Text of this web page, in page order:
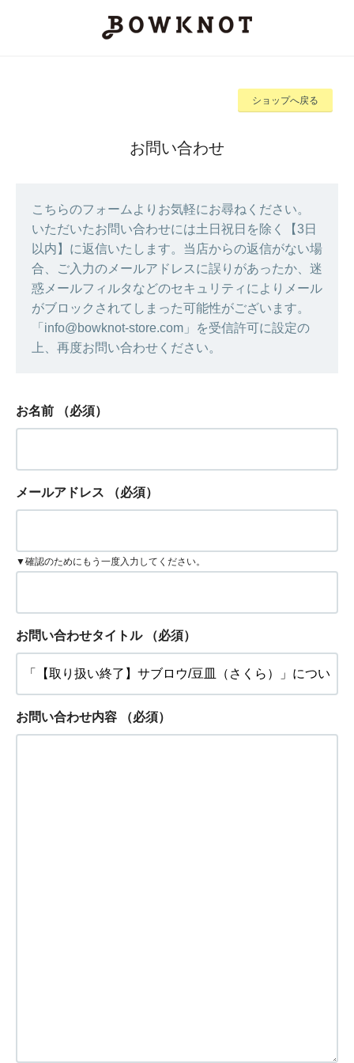
ショップへ戻る
お問い合わせ
こちらのフォームよりお気軽にお尋ねください。
いただいたお問い合わせには土日祝日を除く【3日
以内】に返信いたします。当店からの返信がない場
合、ご入力のメールアドレスに誤りがあったか、迷
惑メールフィルタなどのセキュリティによりメール
がブロックされてしまった可能性がございます。
「info@bowknot-store.com」を受信許可に設定の
上、再度お問い合わせください。
お名前 （必須）
メールアドレス （必須）
▼確認のためにもう一度入力してください。
お問い合わせタイトル （必須）
お問い合わせ内容 （必須）